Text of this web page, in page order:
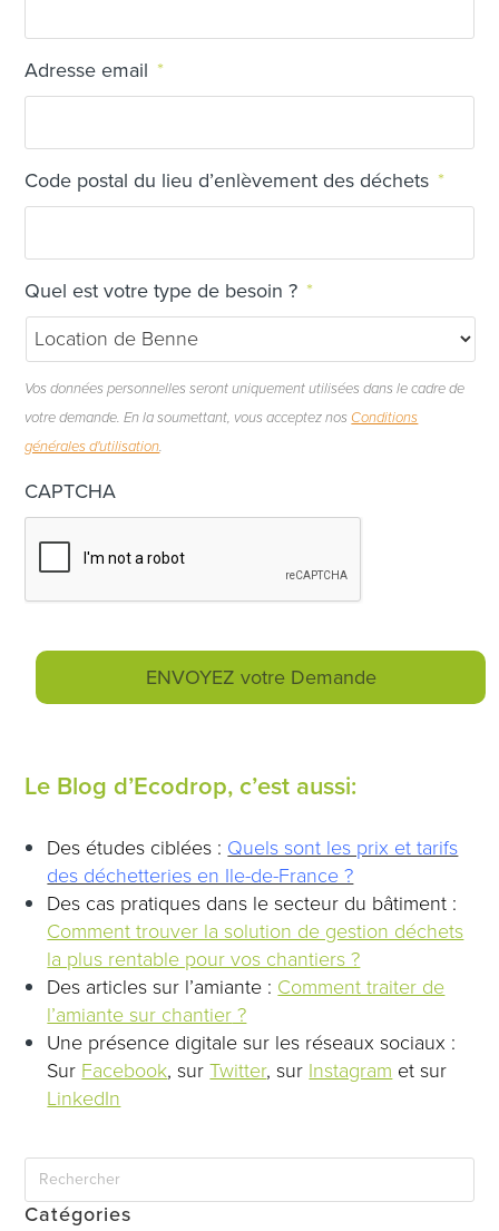
Adresse email *
Code postal du lieu d’enlèvement des déchets *
Quel est votre type de besoin ? *
Vos données personnelles seront uniquement utilisées dans le cadre de
votre demande. En la soumettant, vous acceptez nos Conditions
générales d'utilisation.
CAPTCHA
Le Blog d’Ecodrop, c’est aussi:
Des études ciblées : Quels sont les prix et tarifs
des déchetteries en Ile-de-France ?
Des cas pratiques dans le secteur du bâtiment :
Comment trouver la solution de gestion déchets
la plus rentable pour vos chantiers ?
Des articles sur l’amiante : Comment traiter de
l’amiante sur chantier?
Une présence digitale sur les réseaux sociaux :
Sur Facebook, surTwitter, sur Instagram et sur
LinkedIn
Catégories